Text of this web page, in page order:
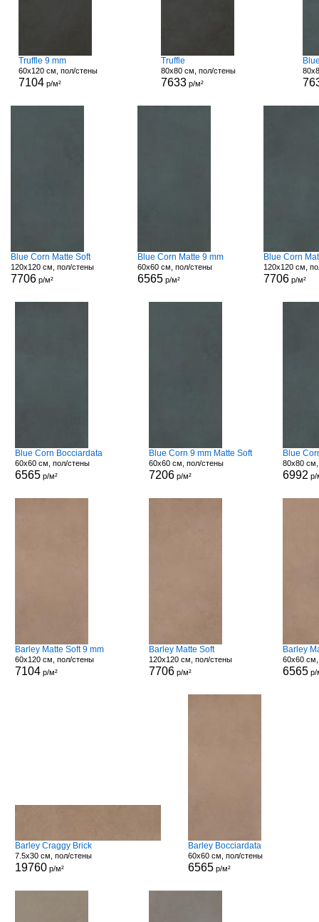
Truffle 9 mm
60x120 см, пол/стены
7104 р/м²
Truffle
80x80 см, пол/стены
7633р/м²
Blue Corn Matte Soft
120x120 см, пол/стены
7706 р/м²
Blue Corn Matte 9 mm
60x60 см, пол/стены
6565р/м²
Blue Corn
120x120 см,
7706р/м²
Blue Corn Bocciardata
60x60 см, пол/стены
6565р/м²
Blue Corn 9 mm Matte Soft
60x60 см, пол/стены
7206 р/м²
Blue
80x80
6992 р/
Barley Matte Soft 9 mm
60x120 см, пол/стены
7104р/м²
Barley Matte Soft
120x120 см, пол/стены
7706 р/м²
Barley
60x60
6565 р/
Barley Craggy Brick
7.5x30 см, пол/стены
19760р/м²
Barley Bocciardata
60x60 см, пол/стены
6565 р/м²